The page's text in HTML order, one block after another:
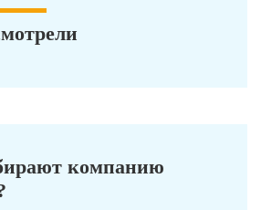
компанию